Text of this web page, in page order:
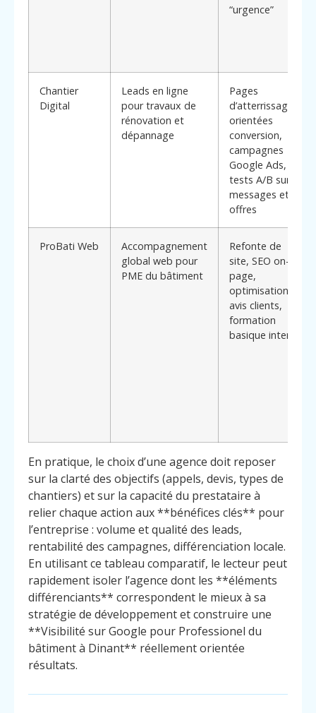
“urgence”
Chantier
Digital
Leads en ligne
pour travaux de
rénovation et
dépannage
Pages
d’atterrissage
orientées
conversion,
campagnes
Google Ads,
tests A/B sur
messages et
offres
ProBati Web
Accompagnement
global web pour
PME du bâtiment
Refonte de
site, SEO on-
page,
optimisation
avis clients,
formation
basique interne
En pratique, le choix d’une agence doit reposer
sur la clarté des objectifs (appels, devis, types de
chantiers) et sur la capacité du prestataire à
relier chaque action aux **bénéfices clés** pour
l’entreprise : volume et qualité des leads,
rentabilité des campagnes, différenciation locale.
En utilisant ce tableau comparatif, le lecteur peut
rapidement isoler l’agence dont les **éléments
différenciants** correspondent le mieux à sa
stratégie de développement et construire une
**Visibilité sur Google pour Professionel du
bâtiment à Dinant** réellement orientée
résultats.